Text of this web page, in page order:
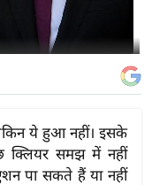
ये हुआ नहीं। इसके
क्लियर समझ में नहीं
पा सकते हैं या नहीं